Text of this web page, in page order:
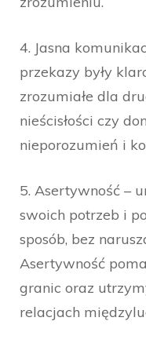
4. Jasna
przekazy były
zrozumiałe dla
nieścisłości czy
nieporozumień i
5. Asertywność –
swoich potrzeb i
sposób, bez
Asertywność
granic oraz
relacjach